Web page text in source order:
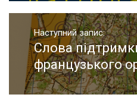
Наступний запис:
Наступний
запис:
Слова
французького